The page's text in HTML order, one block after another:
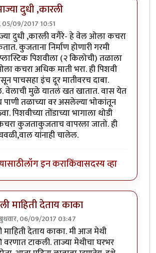
दुधी ,कारली
05/09/2017 10:51
दुधी ,कारली वगैरे- हे वेल ओला कचरा
कुजताना निर्माण होणारी गरमी
पिशवीला (२ किलोची) तळाला
कचरा अधिक माती भरा. ही पिशवी
पाचसहा इंच दूर मातीवरच दाबा.
वेलाची मुळे यातलं खत खातात. वास येत
पाणी तळाच्या वर असलेल्या भोकांतून
पिशवीच्या तोंडाच्या भागाला थोडी
कुजताकुजताच वापरला जातो. ही
यांनाही चालेल.
लॉग इन कराकिंवासदस्य व्हा
माहिती देताय काका
06/09/2017 03:47
माहिती देताय काका. मी आज मेथी
टाकली. ताज्या मेथीचा घरभर